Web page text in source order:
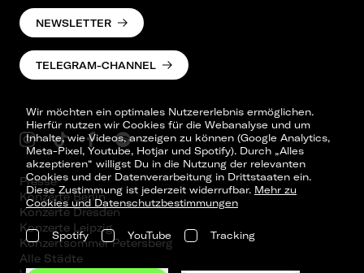
Wir möchten ein optimales Nutzererlebnis ermöglichen.
Hierfür nutzen wir Cookies für die Webanalyse und um
Inhalte, wie Videos, anzeigen zu können (Google Analytics,
Meta-Pixel, Youtube, Hotjar und Spotify). Durch „Alles
akzeptieren“ willigst Du in die Nutzung der relevanten
Cookies und der Datenverarbeitung in Drittstaaten ein.
Diese Zustimmung ist jederzeit widerrufbar. Mehr zu
Cookies und Datenschutzbestimmungen
Spotify YouTube Tracking
NEWSLETTER
TELEGRAM-CHANNEL
Presse
Konzerte Berlin
Konzerte Dresden
Konzerte Leipzig
Konzertsommer Petersberg
Alle Städte